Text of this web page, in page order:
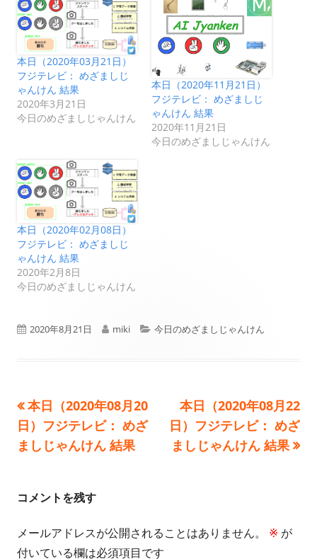
本日（2020年03月21日）
フジテレビ： めざましじ
ゃんけん 結果
2020年3月21日
今日のめざましじゃんけん
本日（2020年11月21日）
フジテレビ： めざましじ
ゃんけん 結果
2020年11月21日
今日のめざましじゃんけん
本日（2020年02月08日）
フジテレビ： めざましじ
ゃんけん 結果
2020年2月8日
今日のめざましじゃんけん
公
2020年8月21日
作
miki
カ
今日のめざましじゃんけん
投
稿
ビ
ゲ
前
の
記
本日（2020年08月20
日）フジテレビ： めざ
ましじゃんけん 結果
次
の
記
本日（2020年08月22
日）フジテレビ： めざ
ましじゃんけん 結果
コメントを残す
メールアドレスが公開されることはありません。 ※ が
付いている欄は必須項目です